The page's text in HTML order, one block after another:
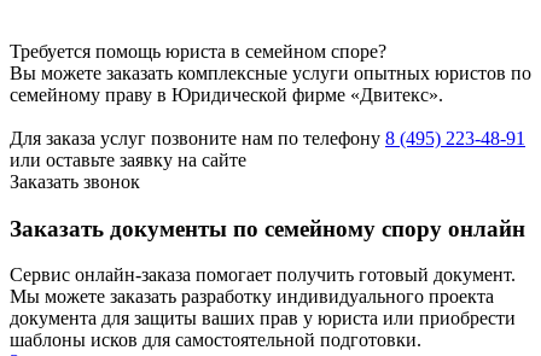
Требуется помощь юриста в семейном споре?
Вы можете заказать комплексные услуги опытных юристов по
семейному праву в Юридической фирме «Двитекс».
Для заказа услуг позвоните нам по телефону 8 (495) 223-48-91
или оставьте заявку на сайте
Заказать звонок
Заказать документы по семейному спору онлайн
Сервис онлайн-заказа помогает получить готовый документ.
Мы можете заказать разработку индивидуального проекта
документа для защиты ваших прав у юриста или приобрести
шаблоны исков для самостоятельной подготовки.